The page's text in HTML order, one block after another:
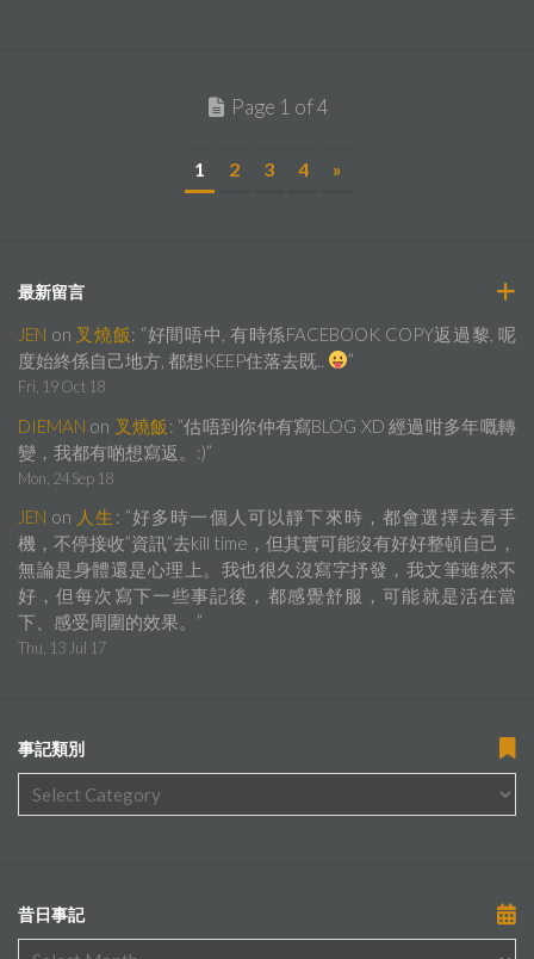
Page 1 of 4
1 2 3 4 »
最新留言
JEN on 叉燒飯: “好間唔中, 有時係FACEBOOK COPY返過黎, 呢
度始終係自己地方, 都想KEEP住落去既..
”
Fri, 19 Oct 18
DIEMAN on 叉燒飯 : “估唔到你仲有寫BLOG XD 經過咁多年嘅轉
變，我都有啲想寫返。:)”
Mon, 24 Sep 18
JEN on 人生 : “好多時一個人可以靜下來時，都會選擇去看手
機，不停接收”資訊”去kill time，但其實可能沒有好好整頓自己，
無論是身體還是心理上。我也很久沒寫字抒發，我文筆雖然不
好，但每次寫下一些事記後，都感覺舒服，可能就是活在當
下、感受周圍的效果。 ”
Thu, 13 Jul 17
事記類別
昔日事記